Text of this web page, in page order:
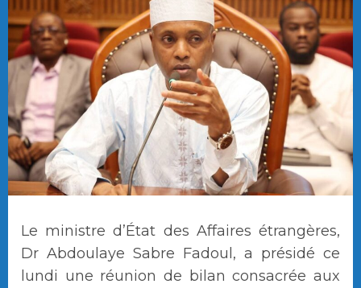
Le ministre d’État des Affaires étrangères,
Dr Abdoulaye Sabre Fadoul, a présidé ce
lundi une réunion de bilan consacrée aux